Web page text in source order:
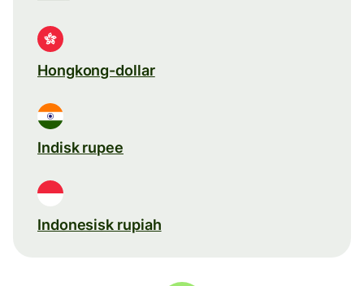
Hongkong-dollar
Indisk rupee
Indonesisk rupiah